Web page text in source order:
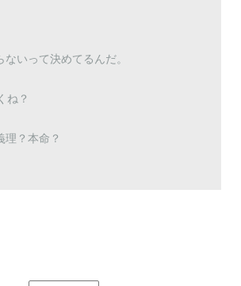
いって決めてるんだ。
ね？
理？本命？